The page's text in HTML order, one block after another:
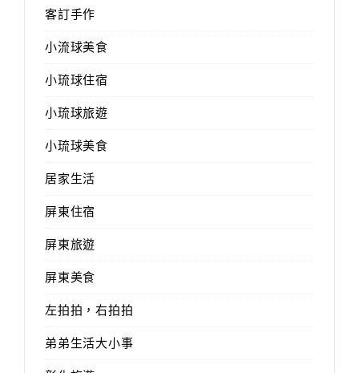
客訂手作
小流球美食
小琉球住宿
小琉球旅遊
小琉球美食
居家生活
屏東住宿
屏東旅遊
屏東美食
左拍拍，右拍拍
弟弟生活大小事